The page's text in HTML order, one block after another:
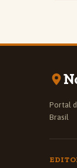
Portal
Brasil